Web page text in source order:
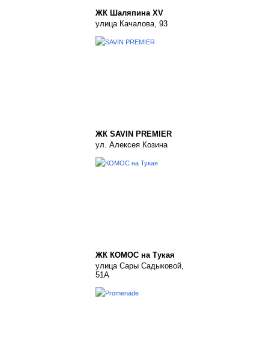
ЖК Шаляпина XV
улица Качалова, 93
ЖК SAVIN PREMIER
ул. Алексея Козина
ЖК КОМОС на Тукая
улица Сары Садыковой,
51А